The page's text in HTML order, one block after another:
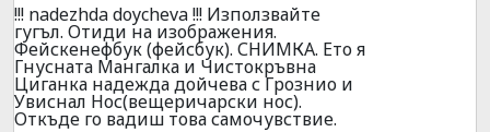
!!! nadezhda doycheva !!! Използвайте
гугъл. Отиди на изображения.
Фейскенефбук (фейсбук). СНИМКА. Ето я
Гнусната Мангалка и Чистокръвна
Циганка надежда дойчева с Грознио и
Увиснал Нос(вещеричарски нос).
Откъде го вадиш това самочувствие.